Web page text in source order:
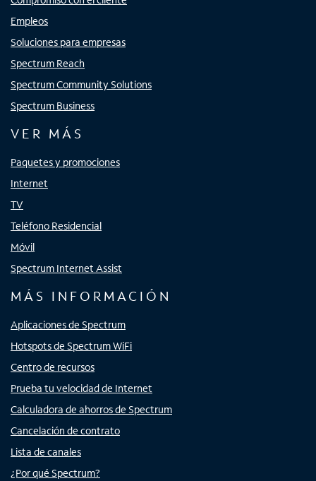
Empleos
Soluciones para empresas
Spectrum Reach
Spectrum Community Solutions
Spectrum Business
VER MÁS
Paquetes y promociones
Internet
TV
Teléfono Residencial
Móvil
Spectrum Internet Assist
MÁS INFORMACIÓN
Aplicaciones de Spectrum
Hotspots de Spectrum WiFi
Centro de recursos
Prueba tu velocidad de Internet
Calculadora de ahorros de Spectrum
Cancelación de contrato
Lista de canales
¿Por qué Spectrum?